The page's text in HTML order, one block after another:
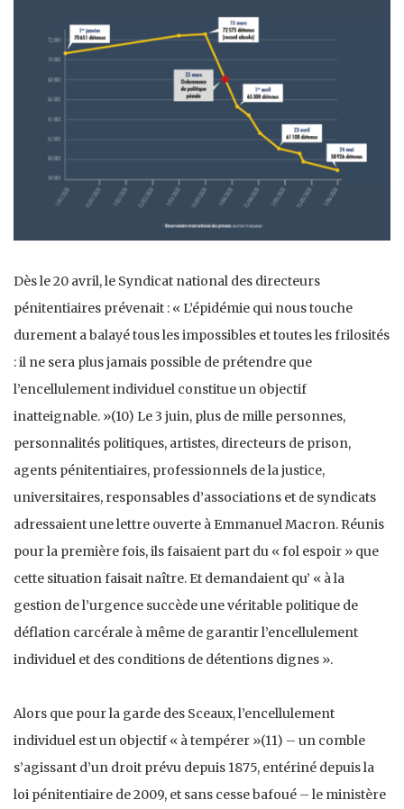
Dès le 20 avril, le Syndicat national des directeurs
pénitentiaires prévenait : « L’épidémie qui nous touche
durement a balayé tous les impossibles et toutes les frilosités
: il ne sera plus jamais possible de prétendre que
l’encellulement individuel constitue un objectif
inatteignable. »(10) Le 3 juin, plus de mille personnes,
personnalités politiques, artistes, directeurs de prison,
agents pénitentiaires, professionnels de la justice,
universitaires, responsables d’associations et de syndicats
adressaient une lettre ouverte à Emmanuel Macron. Réunis
pour la première fois, ils faisaient part du « fol espoir » que
cette situation faisait naître. Et demandaient qu’ « à la
gestion de l’urgence succède une véritable politique de
déflation carcérale à même de garantir l’encellulement
individuel et des conditions de détentions dignes ».
Alors que pour la garde des Sceaux, l’encellulement
individuel est un objectif « à tempérer »(11) – un comble
s’agissant d’un droit prévu depuis 1875, entériné depuis la
loi pénitentiaire de 2009, et sans cesse bafoué – le ministère